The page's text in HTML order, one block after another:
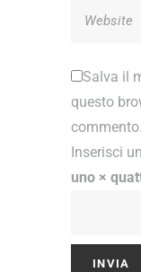
Salva il
questo
commento.
Inserisci
uno ×